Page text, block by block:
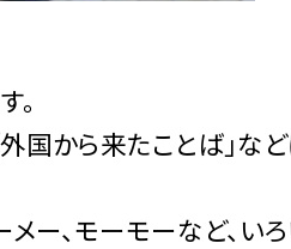
。
国から来たことば」な
メー、モーモーなど、い